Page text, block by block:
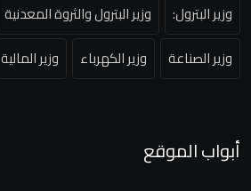
وزير البترول:
وزير البترول والثروة المعدنية
وزير الصناعة
وزير الكهرباء وزير المالية
أبواب الموقع